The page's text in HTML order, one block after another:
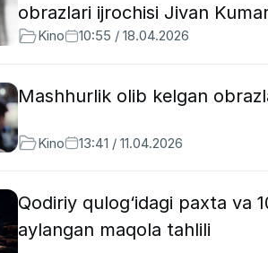
obrazlari ijrochisi Jivan
Kino 10:55 / 18.04.2026
Mashhurlik olib kelgan
Kino 13:41 / 11.04.2026
Qodiriy qulog‘idagi paxta va
aylangan maqola tahlili